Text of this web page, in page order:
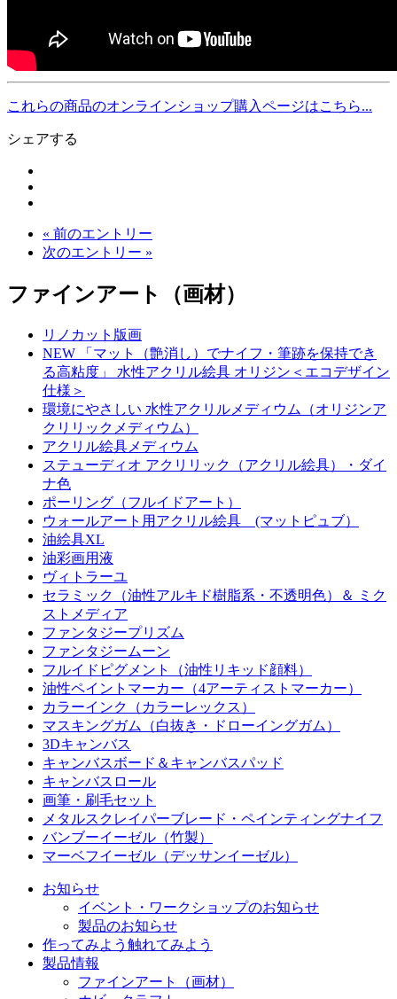
これらの商品のオンラインショップ購入ページはこちら...
シェアする
« 前のエントリー
次のエントリー »
ファインアート（画材）
リノカット版画
NEW 「マット（艶消し）でナイフ・筆跡を保持でき
る高粘度」 水性アクリル絵具 オリジン＜エコデザイン
仕様＞
環境にやさしい 水性アクリルメディウム（オリジンア
クリリックメディウム）
アクリル絵具メディウム
ステューディオ アクリリック（アクリル絵具）・ダイ
ナ色
ポーリング（フルイドアート）
ウォールアート用アクリル絵具 (マットピュブ）
油絵具XL
油彩画用液
ヴィトラーユ
セラミック（油性アルキド樹脂系・不透明色）＆ ミク
ストメディア
ファンタジープリズム
ファンタジームーン
フルイドピグメント（油性リキッド顔料）
油性ペイントマーカー（4アーティストマーカー）
カラーインク（カラーレックス）
マスキングガム（白抜き・ドローイングガム）
3Dキャンバス
キャンバスボード＆キャンバスパッド
キャンバスロール
画筆・刷毛セット
メタルスクレイパーブレード・ペインティングナイフ
バンブーイーゼル（竹製）
マーベフイーゼル（デッサンイーゼル）
お知らせ
イベント・ワークショップのお知らせ
製品のお知らせ
作ってみよう 触れてみよう
製品情報
ファインアート（画材）